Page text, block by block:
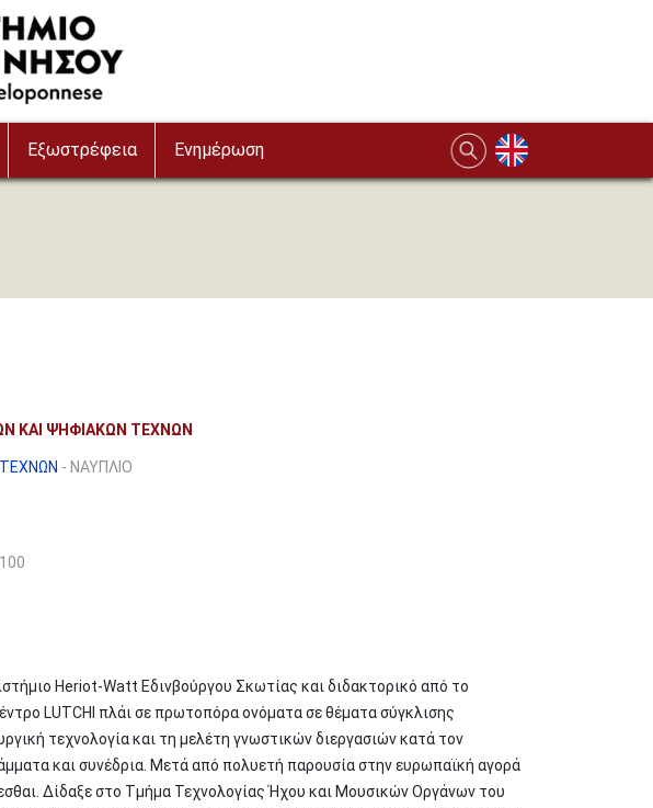
Εξωστρέφεια Ενημέρωση
ΚΑΙ ΨΗΦΙΑΚΩΝ ΤΕΧΝΩΝ
- ΝΑΥΠΛΙΟ
Heriot-Watt Εδινβούργου Σκωτίας και διδακτορικό από το
LUTCHI πλάι σε πρωτοπόρα ονόματα σε θέματα σύγκλισης
τεχνολογία και τη μελέτη γνωστικών διεργασιών κατά τον
και συνέδρια. Μετά από πολυετή παρουσία στην ευρωπαϊκή αγορά
Δίδαξε στο Τμήμα Τεχνολογίας Ήχου και Μουσικών Οργάνων του